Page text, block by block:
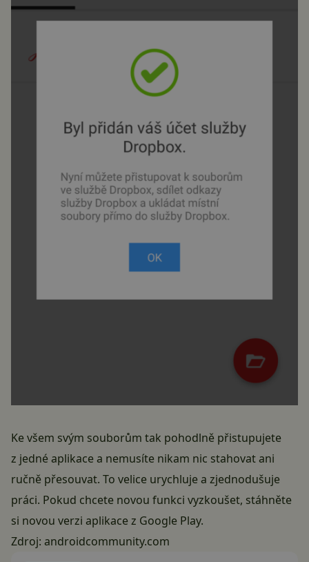
Ke všem svým souborům tak pohodlně přistupujete
z jedné aplikace a nemusíte nikam nic stahovat ani
ručně přesouvat. To velice urychluje a zjednodušuje
práci. Pokud chcete novou funkci vyzkoušet, stáhněte
si novou verzi aplikace z Google Play.
Zdroj: androidcommunity.com